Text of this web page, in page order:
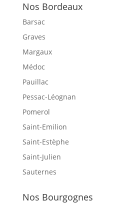
Nos Bordeaux
Barsac
Graves
Margaux
Médoc
Pauillac
Pessac-Léognan
Pomerol
Saint-Emilion
Saint-Estèphe
Saint-Julien
Sauternes
Nos Bourgognes